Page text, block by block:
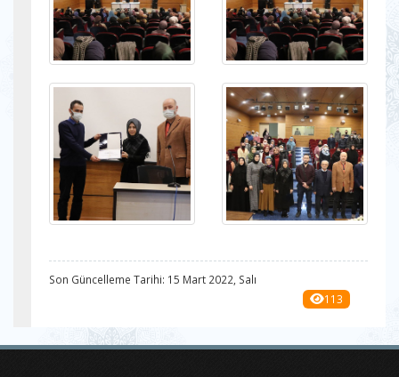
Son Güncelleme Tarihi: 15 Mart 2022, Salı
113